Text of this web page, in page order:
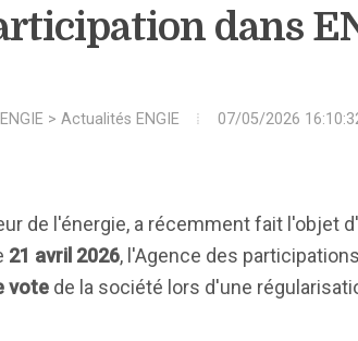
dans
ENGIE > Actualités ENGIE 07/05/2026
de l'énergie, a récemment fait l'objet
21 avril 2026, l'Agence des
vote de la société lors d'une